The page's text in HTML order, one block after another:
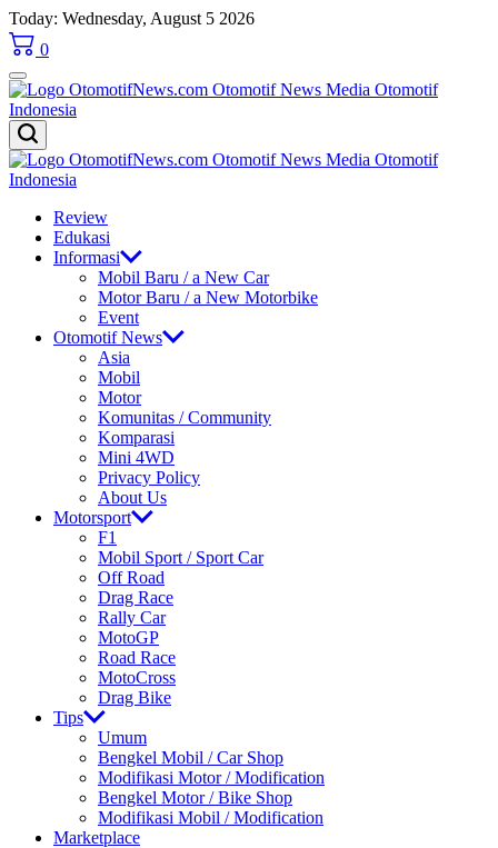
Skip
to
content
Today: Wednesday, August 5 2026
0
OtomotifNews.com
OtomotifNews.com
Review
Edukasi
Informasi
Mobil Baru / a New Car
Motor Baru / a New Motorbike
Event
Otomotif News
Asia
Mobil
Motor
Komunitas / Community
Komparasi
Mini 4WD
Privacy Policy
About Us
Motorsport
F1
Mobil Sport / Sport Car
Off Road
Drag Race
Rally Car
MotoGP
Road Race
MotoCross
Drag Bike
Tips
Umum
Bengkel Mobil / Car Shop
Modifikasi Motor / Modification
Bengkel Motor / Bike Shop
Modifikasi Mobil / Modification
Marketplace